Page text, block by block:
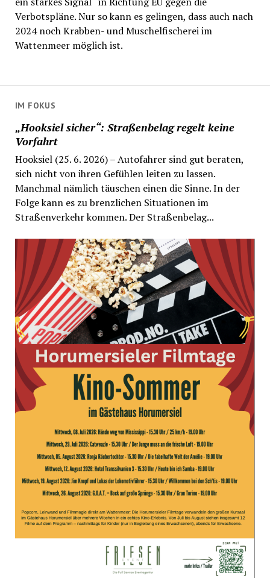
IM FOKUS
„Hooksiel sicher“: Straßenbelag regelt keine
Vorfahrt
Hooksiel (25. 6. 2026) – Autofahrer sind gut beraten,
sich nicht von ihren Gefühlen leiten zu lassen.
Manchmal nämlich täuschen einen die Sinne. In der
Folge kann es zu brenzlichen Situationen im
Straßenverkehr kommen. Der Straßenbelag...
Verbotspläne. Nur so kann es gelingen, dass auch nach
2024 noch Krabben- und Muschelfischerei im
Wattenmeer möglich ist.